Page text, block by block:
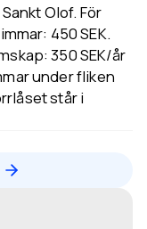
Olof. För
450 SEK.
350 SEK/år
under fliken
står i